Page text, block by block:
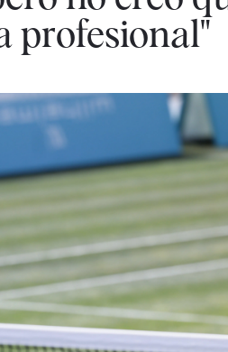
profesional"